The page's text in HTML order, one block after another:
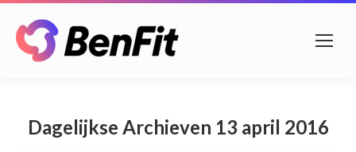
Dagelijkse Archieven 13 april 2016